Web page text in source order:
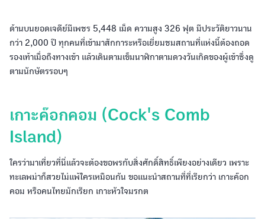
ด้านบนยอดเจดีย์มีเพชร 5,448 เม็ด ความสูง 326 ฟุต มีประวัติยาวนาน
กว่า 2,000 ปี ทุกคนที่เข้ามาสักการะหรือเยี่ยมชมสถานที่แห่งนี้ต้องถอด
รองเท้าเมื่อถึงทางเข้า แล้วเดินตามเข็มนาฬิกาตามดวงวันเกิดของผู้เข้าซึ่งดู
ตามนักษัตรรอบๆ
เกาะค๊อกคอม (Cock's Comb
Island)
ใครว่ามาเที่ยวที่นี่แล้วจะต้องขอพรกับสิ่งศักดิ์สิทธิ์เพียงอย่างเดียว เพราะ
ทะเลพม่าก็สวยไม่แพ้ใครเหมือนกัน ขอแนะนำสถานที่ที่เรียกว่า เกาะค๊อก
คอม หรือคนไทยมักเรียก เกาะหัวใจมรกต